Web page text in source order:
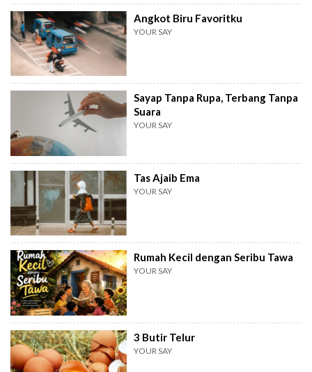
Angkot Biru Favoritku
YOUR SAY
Sayap Tanpa Rupa, Terbang Tanpa
Suara
YOUR SAY
Tas Ajaib Ema
YOUR SAY
Rumah Kecil dengan Seribu Tawa
YOUR SAY
3 Butir Telur
YOUR SAY